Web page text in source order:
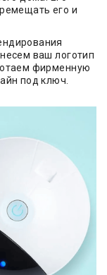
его и
ваш логотип
фирменную
под ключ.